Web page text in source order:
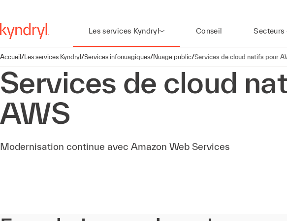
Les services Kyndryl Conseil
Accueil/Les services Kyndryl/Services infonuagiques​/Nuage public/Services de cloud natifs pour
Services de cloud
AWS
Modernisation continue avec Amazon Web Services